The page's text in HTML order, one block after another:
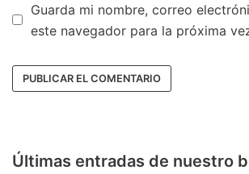
Guarda mi nombre, correo
este navegador para la próxima
Últimas entradas de nuestro